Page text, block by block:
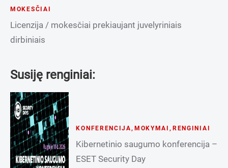
MOKESČIAI
Licenzija / mokesčiai prekiaujant juvelyriniais
dirbiniais
Susiję renginiai:
KONFERENCIJA, MOKYMAI , RENGINIAI
Kibernetinio saugumo konferencija –
ESET Security Day